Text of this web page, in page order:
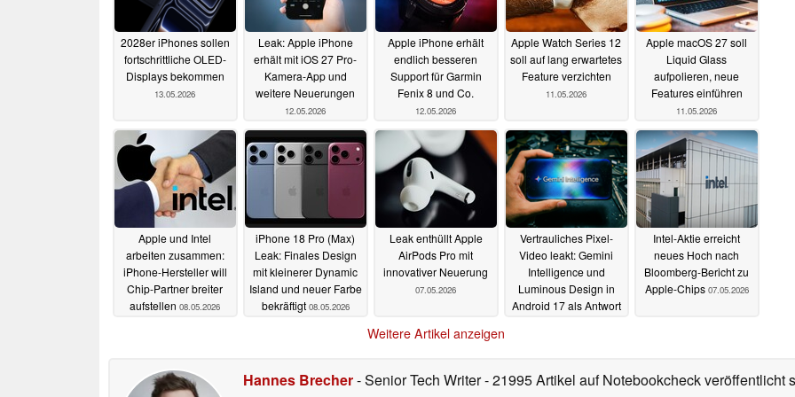
2028er iPhones sollen
fortschrittliche OLED-
Displays bekommen
13.05.2026
Leak: Apple iPhone
erhält mit iOS 27 Pro-
Kamera-App und
weitere Neuerungen
12.05.2026
Apple iPhone erhält
endlich besseren
Support für Garmin
Fenix 8 und Co.
12.05.2026
Apple Watch Series 12
soll auf lang erwartetes
Feature verzichten
11.05.2026
Apple macOS 27 soll
Liquid Glass
aufpolieren, neue
Features einführen
11.05.2026
Apple und Intel
arbeiten zusammen:
iPhone-Hersteller will
Chip-Partner breiter
aufstellen 08.05.2026
iPhone 18 Pro (Max)
Leak: Finales Design
mit kleinerer Dynamic
Island und neuer Farbe
bekräftigt 08.05.2026
Leak enthüllt Apple
AirPods Pro mit
innovativer Neuerung
07.05.2026
Vertrauliches Pixel-
Video leakt: Gemini
Intelligence und
Luminous Design in
Android 17 als Antwort
Intel-Aktie erreicht
neues Hoch nach
Bloomberg-Bericht zu
Apple-Chips 07.05.2026
Weitere Artikel anzeigen
Hannes Brecher- Senior Tech Writer- 21995 Artikel auf Notebookcheck veröffentlicht